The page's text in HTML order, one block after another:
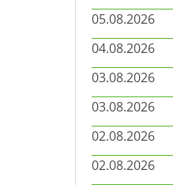
05.08.2026
04.08.2026
03.08.2026
03.08.2026
02.08.2026
02.08.2026